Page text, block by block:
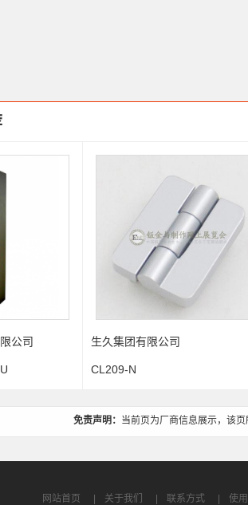
公司 生久集团有限公司
CL209-N
免责声明： 当前页为厂商信息展示，该
网站首页 关于我们 联系方式 使